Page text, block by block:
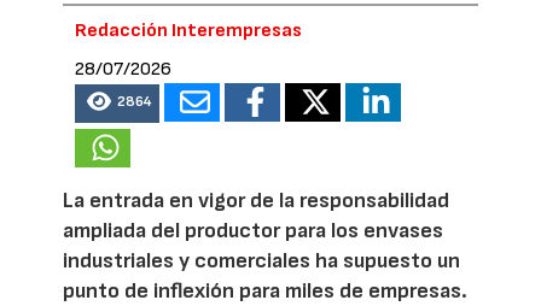
Redacción Interempresas
28/07/2026
2864
La entrada en vigor de la responsabilidad
ampliada del productor para los envases
industriales y comerciales ha supuesto un
punto de inflexión para miles de empresas.